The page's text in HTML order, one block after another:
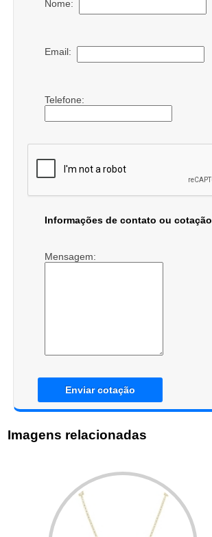
Nome:
Email:
Telefone:
Informações de contato ou cotação
Mensagem:
Enviar cotação
Imagens relacionadas